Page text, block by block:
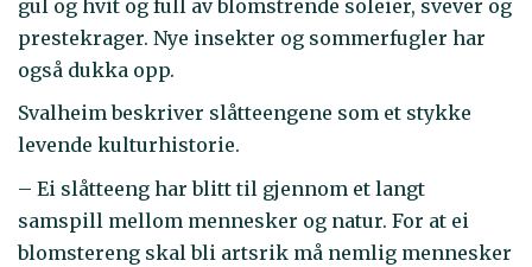
gul og hvit og full av blomstrende soleier, svever og
prestekrager. Nye insekter og sommerfugler har
også dukka opp.
Svalheim beskriver slåtteengene som et stykke
levende kulturhistorie.
– Ei slåtteeng har blitt til gjennom et langt
samspill mellom mennesker og natur. For at ei
blomstereng skal bli artsrik må nemlig mennesker